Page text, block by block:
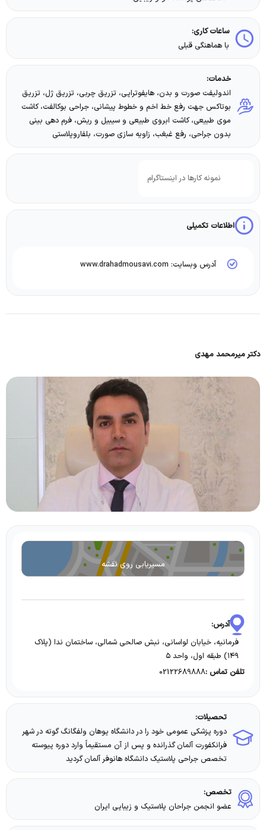
ساعات کاری:
با هماهنگی قبلی
خدمات:
اندولیفت صورت و بدن، هایفوتراپی، تزریق چربی، تزریق ژل، تزریق
بوتاکس جهت رفع خط اخم و خطوط پیشانی، جراحی بوکالفت، کاشت
موی طبیعی، کاشت ابروی طبیعی و سیبیل و ریش، فرم دهی بینی
بدون جراحی، رفع غبغب، زاویه سازی صورت، بلفاروپلاستی
نمونه کارها در اینستاگرام
اطلاعات تکمیلی
آدرس وبسایت: www.drahadmousavi.com
دکتر میرمحمد مهدی
مسیریابی روی نقشه
آدرس:
فرمانيه، خيابان لواسانى، نبش صالحى شمالى، ساختمان ندا (پلاك
١٤٩) طبقه اول، واحد ٥
تلفن تماس :02122689888
تحصیلات:
دوره پزشکی عمومی خود را در دانشگاه یوهان ولفگانگ گوته در شهر
فرانکفورت آلمان گذرانده و پس از آن مستقیماً وارد دوره پیوسته
تخصص جراحی پلاستیک دانشگاه هانوفر آلمان گردید
تخصص:
عضو انجمن جراحان پلاستیک و زیبایی ایران